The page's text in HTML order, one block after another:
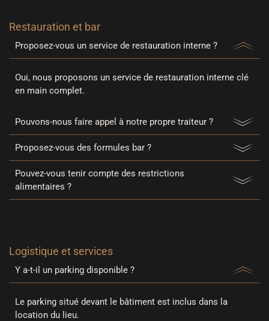
Restauration et bar
Proposez-vous un service de restauration interne ?
Oui, nous proposons un service de restauration interne clé
en main complet.
Pouvons-nous faire appel à notre propre traiteur ?
Proposez-vous des formules bar ?
Pouvez-vous tenir compte des restrictions
alimentaires ?
Logistique et services
Y a-t-il un parking disponible ?
Le parking situé devant le bâtiment est inclus dans la
location du lieu.